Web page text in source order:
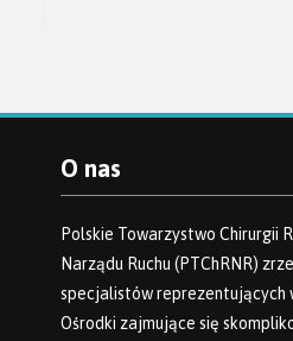
O nas
Polskie Towarzystwo Chirurgii
Narządu Ruchu (PTChRNR)
specjalistów reprezentujących
Ośrodki zajmujące się